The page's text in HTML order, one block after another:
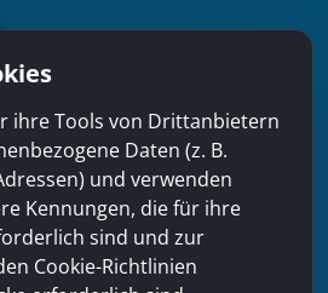
ihre Tools von Drittanbietern
Daten (z. B.
und verwenden
Kennungen, die für ihre
sind und zur
Cookie-Richtlinien